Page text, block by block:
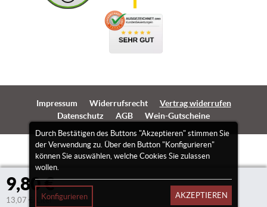
9,80 €
13,07 €/Liter
Durch Bestätigen des Buttons "Akzeptieren" stimmen Sie
der Verwendung zu. Über den Button "Konfigurieren"
können Sie auswählen, welche Cookies Sie zulassen
wollen.
Konfigurieren AKZEPTIEREN
Impressum Widerrufsrecht
Vertrag widerrufen
Datenschutz
AGB Wein-Gutscheine